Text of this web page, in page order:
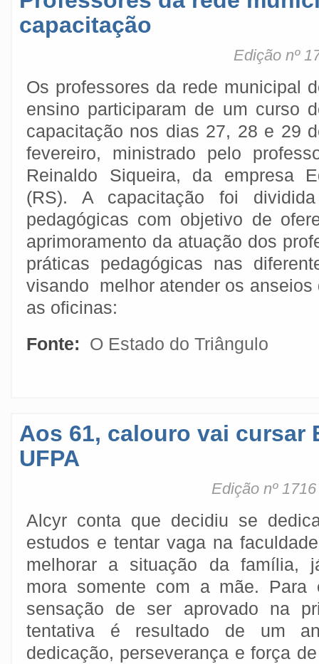
capacitação
Edição nº
Os professores da rede municipal
ensino participaram de um curso
capacitação nos dias 27, 28 e 29
fevereiro, ministrado pelo
Reinaldo Siqueira, da empresa
(RS). A capacitação foi
pedagógicas com objetivo de
aprimoramento da atuação dos
práticas pedagógicas nas
visando melhor atender os anseios
as oficinas:
Fonte:
O Estado do Triângulo
Aos 61, calouro vai cursar
UFPA
Edição nº
Alcyr conta que decidiu se
estudos e tentar vaga na
melhorar a situação da família,
mora somente com a mãe. Para
sensação de ser aprovado na
tentativa é resultado de um
dedicação, perseverança e força